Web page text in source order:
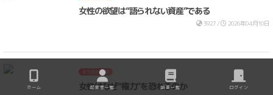
ホーム 起業家一覧 記事一覧 ログイン
女性の欲望は“語られない資産”である
3927 / 2026年04月10日
ビジネス・SNS
女性はなぜ“権力”を恐れるのか